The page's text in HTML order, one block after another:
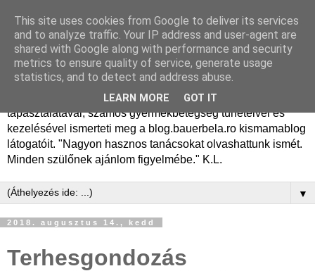
Dr. Bauer Béla Ph.D.
gyermekgyógyász
Dr. Bauer Béla Ph.D. gyermekgyógyász főorvos, 50 éves
tapasztalatával, számos gyermekbetegség tüneteivel és
kezelésével ismerteti meg a blog.bauerbela.ro kismamablog
látogatóit. "Nagyon hasznos tanácsokat olvashattunk ismét.
Minden szülőnek ajánlom figyelmébe." K.L.
▼
2018. augusztus 14., kedd
Terhesgondozás
This site uses cookies from Google to deliver its services
and to analyze traffic. Your IP address and user-agent are
shared with Google along with performance and security
metrics to ensure quality of service, generate usage
statistics, and to detect and address abuse.
LEARN MORE GOT IT